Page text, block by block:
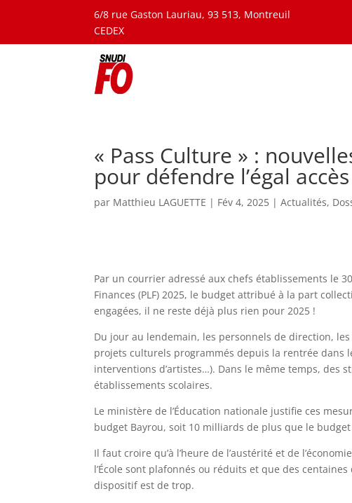
6/8 rue Gaston Lauriau, 93 513, Montreuil
CEDEX
« Pass Culture » :
pour défendre l’égal
par Matthieu LAGUETTE | Fév 4, 2025 |Actualités,
Par un courrier adressé aux chefs établissements le
Finances (PLF) 2025, le budget attribué à la part
engagées, il ne reste déjà plus rien pour 2025 !
Du jour au lendemain, les personnels de direction,
projets culturels programmés depuis la rentrée dans
interventions d’artistes…). Dans le même temps, des
établissements scolaires.
Le ministère de l’Éducation nationale justifie ces
budget Bayrou, soit 10 milliards de plus que le
Il faut croire qu’à l’heure de l’austérité et de
l’École sont plafonnés ou réduits et que des
dispositif est de trop.